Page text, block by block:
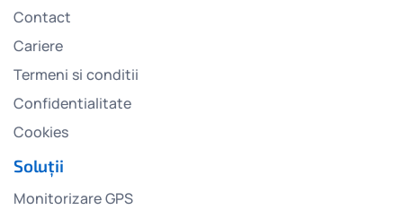
Contact
Cariere
Termeni si conditii
Confidentialitate
Cookies
Soluții
Monitorizare GPS